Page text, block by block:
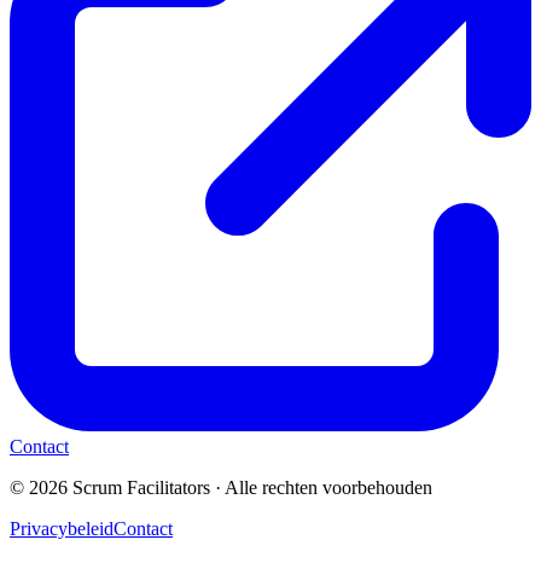
Contact
© 2026 Scrum Facilitators · Alle rechten voorbehouden
PrivacybeleidContact